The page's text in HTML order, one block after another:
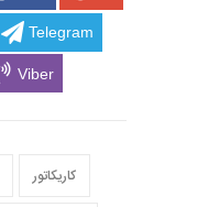
Telegram
Viber
کاریکاتور